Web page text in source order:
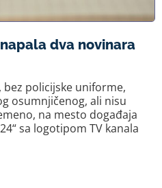
dva novinara
bez policijske uniforme,
osumnjičenog, ali nisu
na mesto događaja
sa logotipom TV kanala